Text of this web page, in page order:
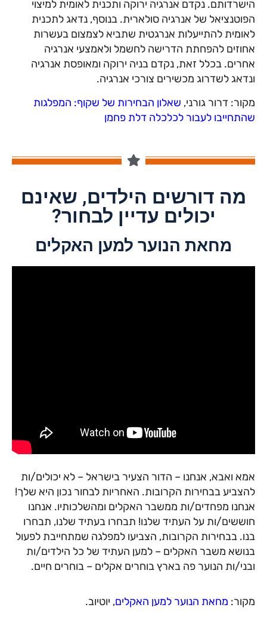
הישרדותם. נקדם אנרגיה ירוקה ותכנית לאומית למיצוי
הפוטנציאל של אנרגיה סולארית. בנוסף, נדאג לתכנית
לאומית להתייעלות אנרגטית שתביא לצמצום בעשרות
אחוזים להפחתת הדרישה לחשמל ולאמצעי אנרגיה
אחרים. בכלל זאת, נקדם בניה ירוקה ומאופסת אנרגיה
ונדאג לשדרוג מכשירים צורכי אנרגיה.
מקור: דרור גורני, שאלון הבחירות של שקוף: המפלגות
שהתחייבו לעבור לכלכלה דלת פחמן
מה דורשים הילדים, שאינם
יכולים עדיין לבחור?
מחאת הנוער למען האקלים
אמא ואבא, אנחנו – הדור הצעיר בישראל – לא יכולים/ות
להצביע בבחירות הקרובות. האחריות לבחור נכון היא שלך!
אנחנו מפחדים/ות ממשבר האקלים ומהשלכותיו. אנחנו
חוששים/ות על העתיד שלנו! תבחרו בעתיד שלנו, תבחרו
בנו. בבחירות הקרובות, הצביעו למפלגה שמתחייבת לפעול
בנושא משבר האקלים – למען העתיד של כל הילדים/ות
ובני/ות הנוער פה בארץ בוחרים אקלים – בוחרים חיים.
מקור: מחאת הנוער למען האקלים, יוטיוב.